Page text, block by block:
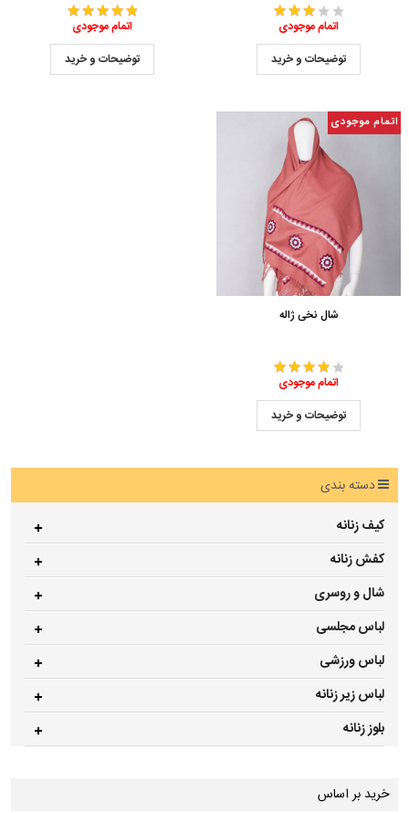
اتمام موجودی
توضیحات و خرید
اتمام موجودی
توضیحات و خرید
اتمام موجودی
شال نخی ژاله
اتمام موجودی
توضیحات و خرید
دسته بندی
کیف زنانه
کفش زنانه
شال و روسری
لباس مجلسی
لباس ورزشی
لباس زیر زنانه
بلوز زنانه
خرید بر اساس